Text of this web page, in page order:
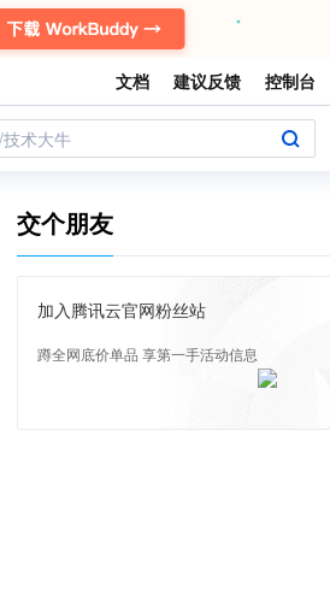
文档 建议反馈 控制台
术大牛
交个朋友
加入腾讯云官网粉丝站
蹲全网底价单品 享第一手活动信息